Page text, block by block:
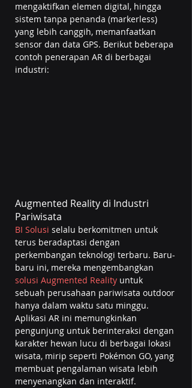
mengaktifkan elemen digital, hingga
sistem tanpa penanda (markerless)
yang lebih canggih, memanfaatkan
sensor dan data GPS. Berikut beberapa
contoh penerapan AR di berbagai
industri:
Augmented Reality di Industri
Pariwisata
BI Solusi selalu berkomitmen untuk
terus beradaptasi dengan
perkembangan teknologi terbaru. Baru-
baru ini, mereka mengembangkan
solusi Augmented Reality untuk
sebuah perusahaan pariwisata outdoor
hanya dalam waktu satu minggu.
Aplikasi AR ini memungkinkan
pengunjung untuk berinteraksi dengan
karakter hewan lucu di berbagai lokasi
wisata, mirip seperti Pokémon GO, yang
membuat pengalaman wisata lebih
menyenangkan dan interaktif.